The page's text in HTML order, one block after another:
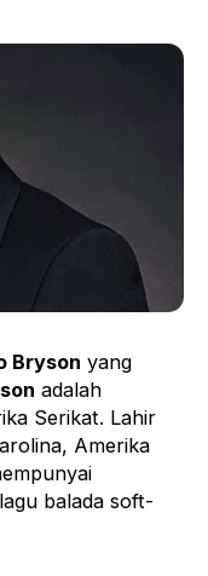
Bryson yang
adalah
Serikat. Lahir
Amerika
balada soft-